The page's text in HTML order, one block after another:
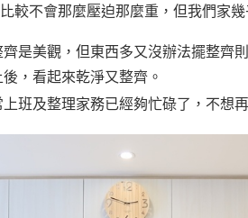
較不會那麼壓迫那麼重，但我們家
是美觀，但東西多又沒辦法擺整齊
，看起來乾淨又整齊。
班及整理家務已經夠忙碌了，不想